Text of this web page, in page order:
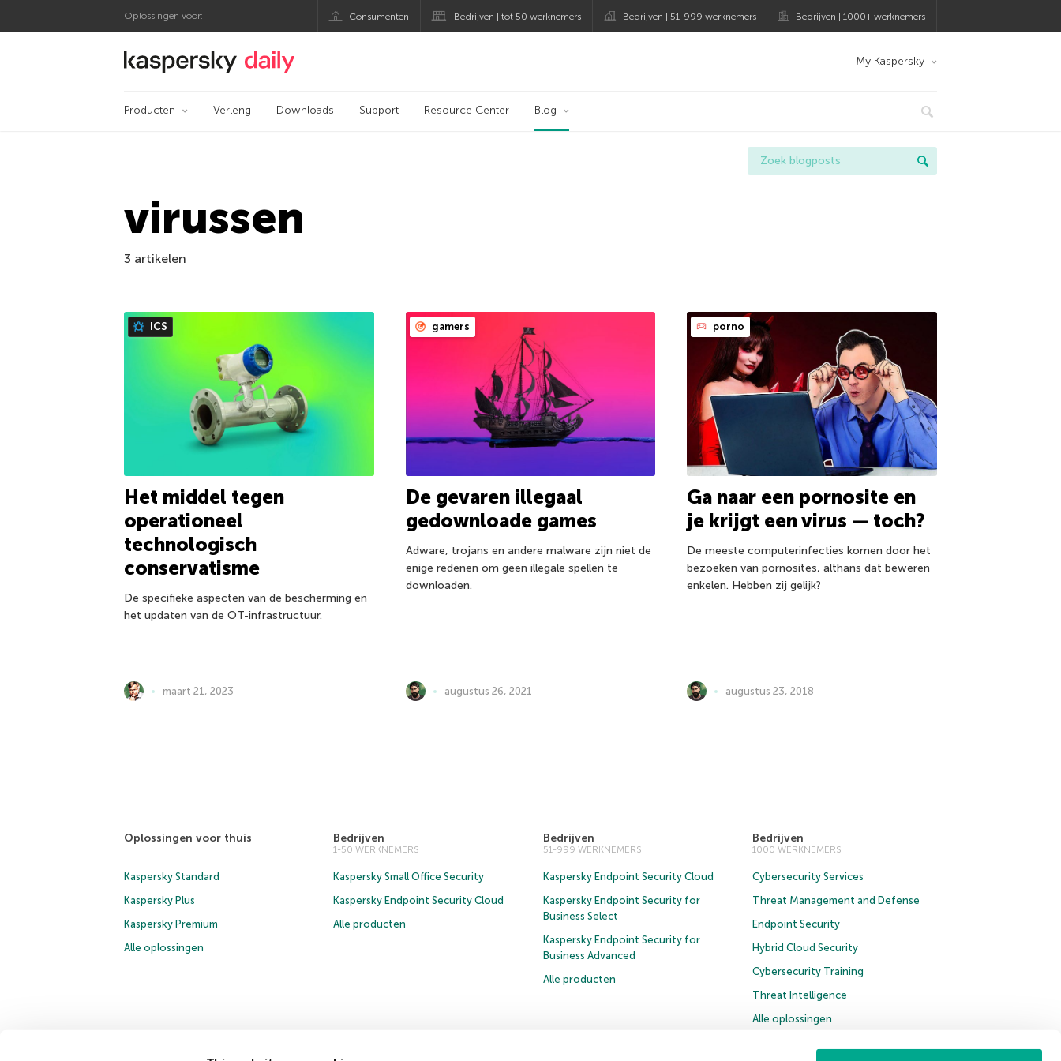
Oplossingen voor: Consumenten Bedrijven | tot 50 werknemers Bedrijven | 51-999 werknemers Bedrijven | 1000+ werknemers
Kaspersky official blog My Kaspersky
Producten Verleng Downloads Support Resource Center Blog
virussen
3 artikelen
ICS
Het middel tegen
operationeel
technologisch
conservatisme
De specifieke aspecten van de bescherming en
het updaten van de OT-infrastructuur.
maart 21, 2023
gamers
De gevaren illegaal
gedownloade games
Adware, trojans en andere malware zijn niet de
enige redenen om geen illegale spellen te
downloaden.
augustus 26, 2021
porno
Ga naar een pornosite en
je krijgt een virus — toch?
De meeste computerinfecties komen door het
bezoeken van pornosites, althans dat beweren
enkelen. Hebben zij gelijk?
augustus 23, 2018
Oplossingen voor thuis
Kaspersky Standard
Kaspersky Plus
Kaspersky Premium
Alle oplossingen
Bedrijven
1-50 WERKNEMERS
Kaspersky Small Office Security
Kaspersky Endpoint Security Cloud
Alle producten
Bedrijven
51-999 WERKNEMERS
Kaspersky Endpoint Security Cloud
Kaspersky Endpoint Security for
Business Select
Kaspersky Endpoint Security for
Business Advanced
Alle producten
Bedrijven
1000 WERKNEMERS
Cybersecurity Services
Threat Management and Defense
Endpoint Security
Hybrid Cloud Security
Cybersecurity Training
Threat Intelligence
Alle oplossingen